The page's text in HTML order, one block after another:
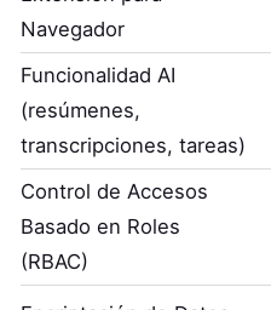
Navegador
Funcionalidad AI
(resúmenes,
transcripciones, tareas)
Control de Accesos
Basado en Roles
(RBAC)